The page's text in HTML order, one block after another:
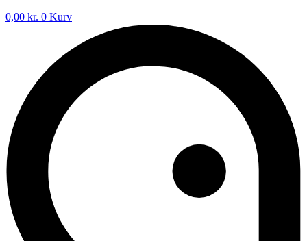
0,00 kr. 0 Kurv